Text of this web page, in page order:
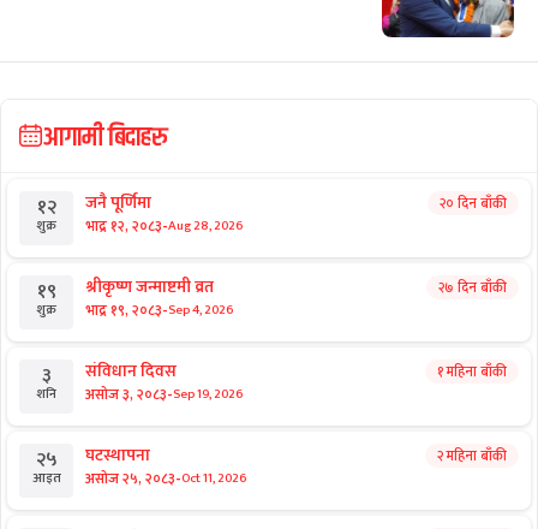
आगामी बिदाहरु
१२
शुक्र
जनै पूर्णिमा
भाद्र १२, २०८३-Aug 28, 2026
२० दिन बाँकी
१९
शुक्र
श्रीकृष्ण जन्माष्टमी व्रत
भाद्र १९, २०८३-Sep 4, 2026
२७ दिन बाँकी
३
शनि
संविधान दिवस
असोज ३, २०८३-Sep 19, 2026
१ महिना बाँकी
२५
आइत
घटस्थापना
असोज २५, २०८३-Oct 11, 2026
२ महिना बाँकी